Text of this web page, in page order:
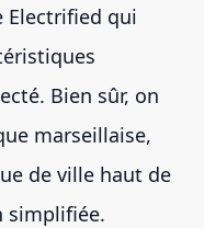
Electrified qui
Bien sûr, on
marseillaise,
de ville haut de
simplifiée.